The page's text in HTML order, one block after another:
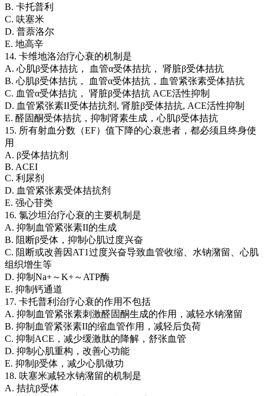
B. 卡托普利
C. 呋塞米
D. 普萘洛尔
E. 地高辛
14. 卡维地洛治疗心衰的机制是
A. 心肌β受体拮抗， 血管α受体拮抗， 肾脏β受体拮抗
B. 心肌β受体拮抗， 血管α受体拮抗，血管紧张素受体拮抗
C. 血管α受体拮抗， 肾脏β受体拮抗 ACE活性抑制
D. 血管紧张素II受体拮抗剂, 肾脏β受体拮抗, ACE活性抑制
E. 醛固酮受体拮抗，抑制肾素生成，心肌β受体拮抗
15. 所有射血分数（EF）值下降的心衰患者，都必须且终身使
用
A. β受体拮抗剂
B. ACEI
C. 利尿剂
D. 血管紧张素受体拮抗剂
E. 强心苷类
16. 氯沙坦治疗心衰的主要机制是
A. 抑制血管紧张素II的生成
B. 阻断β受体，抑制心肌过度兴奋
C. 阻断或改善因AT1过度兴奋导致血管收缩、水钠潴留、心肌
组织增生等
D. 抑制Na+～K+～ATP酶
E. 抑制钙通道
17. 卡托普利治疗心衰的作用不包括
A. 抑制血管紧张素刺激醛固酮生成的作用，减轻水钠潴留
B. 抑制血管紧张素II的缩血管作用，减轻后负荷
C. 抑制ACE，减少缓激肽的降解，舒张血管
D. 抑制心肌重构，改善心功能
E. 抑制β受体，减少心肌做功
18. 呋塞米减轻水钠潴留的机制是
A. 拮抗β受体